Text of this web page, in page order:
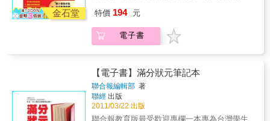
金石堂
功術！教育界名人一致認為：永平高中校長李
玲惠：「學會有效的筆記法，就可以幫助自己
整理學習進度，也是知識管理的重要精神。」
下筆記就是不能偷懶的功課。」政大英文系教
授陳超明：「好的筆記，不僅是考驗一個人上
課的認真，更需要有很好的記憶力與整理、查
詢資料的工夫。」這些K書高手，都是這麼做筆
記的：臺東高中郭威鎮：「知識圖表化，是做
特價 194 元
電子書
【電子書】滿分狀元筆記本
聯合報編輯部 著
聯經 出版
2011/03/22 出版
聯合報教育版最受歡迎專欄一本專為台灣學生